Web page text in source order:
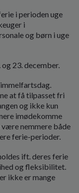
i perioden uge
i
og børn i uge
23. december.
at få tilpasset fri
og ikke kun
imødekomme
være nemmere både
ferie-perioder.
ift. deres ferie
og fleksibilitet.
ikke er mange